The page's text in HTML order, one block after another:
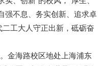
强不息、务实创新、追求卓
工大人守正出新，砥砺奋
金海路校区地处上海浦东